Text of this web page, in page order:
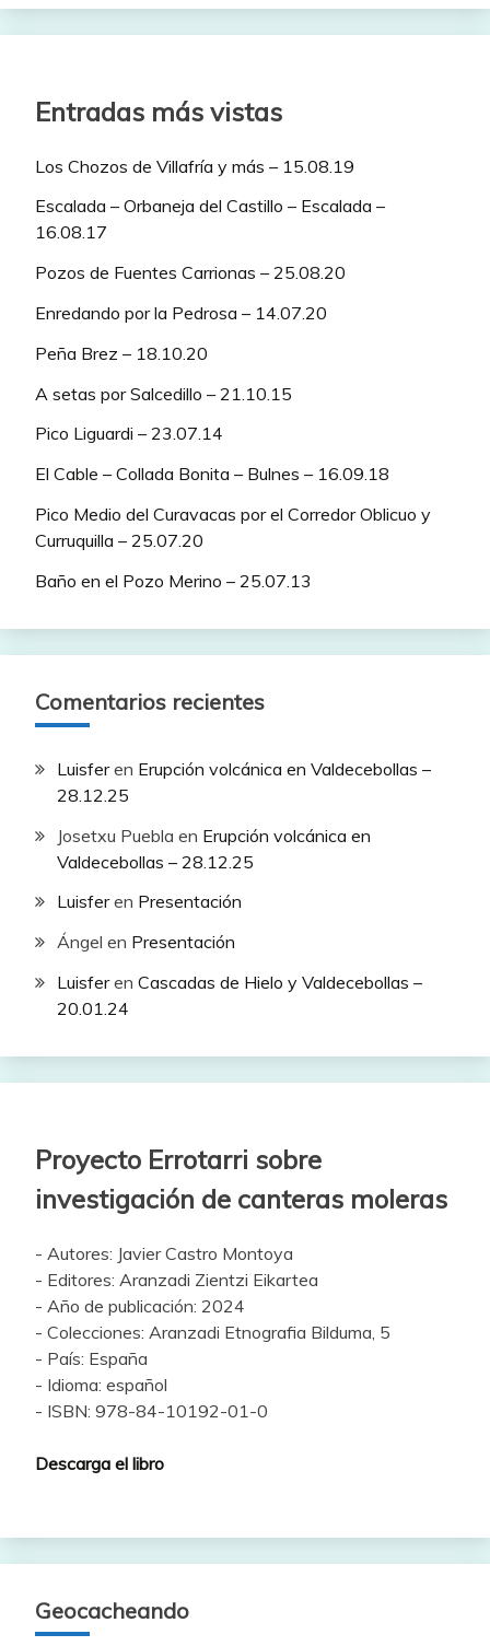
Entradas más vistas
Los Chozos de Villafría y más – 15.08.19
Escalada – Orbaneja del Castillo – Escalada –
16.08.17
Pozos de Fuentes Carrionas – 25.08.20
Enredando por la Pedrosa – 14.07.20
Peña Brez – 18.10.20
A setas por Salcedillo – 21.10.15
Pico Liguardi – 23.07.14
El Cable – Collada Bonita – Bulnes – 16.09.18
Pico Medio del Curavacas por el Corredor Oblicuo y
Curruquilla – 25.07.20
Baño en el Pozo Merino – 25.07.13
Comentarios recientes
Luisferen Erupción volcánica en Valdecebollas –
28.12.25
Josetxu Puebla en Erupción volcánica en
Valdecebollas – 28.12.25
Luisferen Presentación
Ángel en Presentación
Luisferen Cascadas de Hielo y Valdecebollas –
20.01.24
Proyecto Errotarri sobre
investigación de canteras moleras
- Autores: Javier Castro Montoya
- Editores: Aranzadi Zientzi Eikartea
- Año de publicación: 2024
- Colecciones: Aranzadi Etnografia Bilduma, 5
- País: España
- Idioma: español
- ISBN: 978-84-10192-01-0
Descarga el libro
Geocacheando